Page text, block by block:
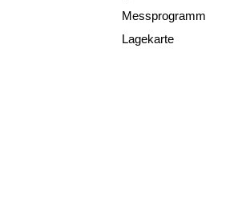
Messprogramm
Lagekarte